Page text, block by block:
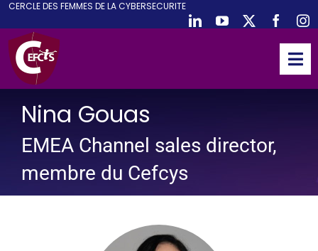
Passer
au
contenu
CERCLE DES FEMMES DE LACYBERSECURITE
ACCUEIL
CEFCYS
ACTIVITES
EVENEMENTS
Nina Gouas
EMEA Channel sales director,
membre du Cefcys